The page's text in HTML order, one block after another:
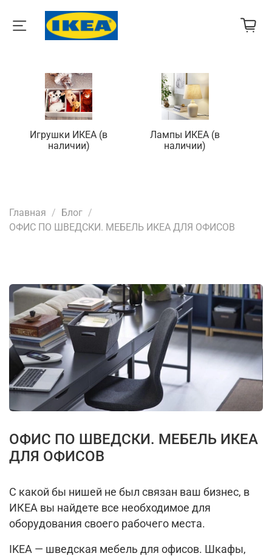
Игрушки ИКЕА (в
наличии)
Лампы ИКЕА (в
наличии)
Главная
Блог
ОФИС ПО ШВЕДСКИ. МЕБЕЛЬ ИКЕА ДЛЯ ОФИСОВ
ОФИС ПО ШВЕДСКИ. МЕБЕЛЬ ИКЕА
ДЛЯ ОФИСОВ
С какой бы нишей не был связан ваш бизнес, в
ИКЕА вы найдете все необходимое для
оборудования своего рабочего места.
IKEA — шведская мебель для офисов. Шкафы,